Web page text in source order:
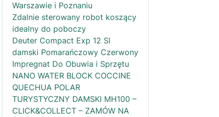
Warszawie i Poznaniu
Zdalnie sterowany robot koszący
idealny do poboczy
Deuter Compact Exp 12 Sl
damski Pomarańczowy Czerwony
Impregnat Do Obuwia i Sprzętu
NANO WATER BLOCK COCCINE
QUECHUA POLAR
TURYSTYCZNY DAMSKI MH100 –
CLICK&COLLECT – ZAMÓW NA